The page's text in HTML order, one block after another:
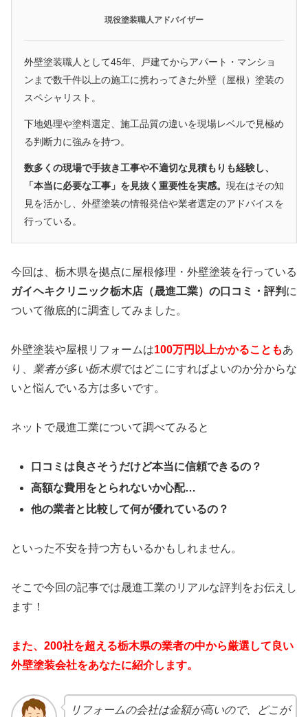
現役塗装職人アドバイザー
外壁塗装職人として45年、戸建てからアパート・マンショ
ンまで数千件以上の施工に携わってきた外壁（屋根）塗装の
スペシャリスト。
下地処理や塗料選定、施工品質の違いを現場レベルで見極め
る判断力に強みを持つ。
数多くの現場で手抜き工事や不適切な見積もりも経験し、
「本当に必要な工事」を見抜く重要性を実感。 現在はその知
見を活かし、外壁塗装の情報発信や業者選定のアドバイスを
行っている。
今回は、栃木県を拠点に屋根修理・外壁塗装を行っている
ガイヘキクリニック栃木店（晟進工業）の口コミ・評判 に
ついて徹底的に調査してみました。
外壁塗装や屋根リフォームは100万円以上かかることもあ
り、 業者が多い栃木県ではどこにすればよいのか分からな
いと悩んでいる方は多いです。
ネットで晟進工業について調べてみると
口コミは良さそうだけど本当に信頼できるの？
高額な費用をとられないか心配…
他の業者と比較して何が優れているの？
といった不安を持つ方もいるかもしれません。
そこで今回の記事では晟進工業のリアルな評判をお伝えし
ます！
また、200社を超える栃木県の業者の中から厳選して良い
外壁塗装会社をあなたに紹介します。
リフォームの会社は金額が高いので、どこが